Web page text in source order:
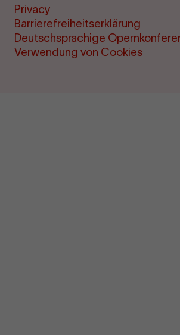
Privacy
Barrierefreiheitserklärung
Deutschsprachige
Verwendung von Cookies